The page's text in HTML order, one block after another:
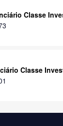
Classe
Classe